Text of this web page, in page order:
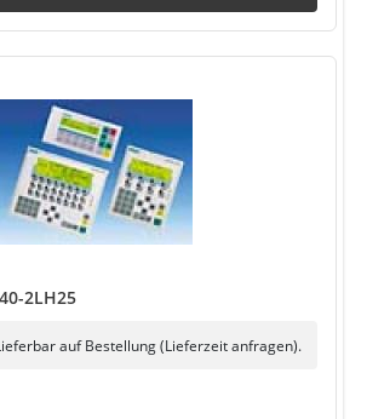
2LH25
auf Bestellung (Lieferzeit anfragen).